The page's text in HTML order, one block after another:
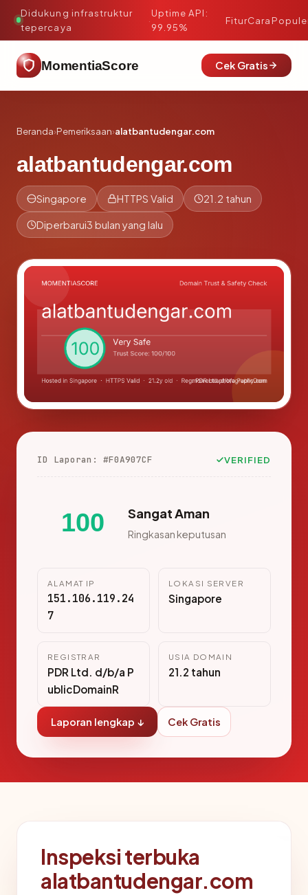
Didukung infrastruktur
tepercaya
·
Uptime API:
99.95%
FiturCara
MomentiaScore Cek Gratis
Beranda›Pemeriksaan›alatbantudengar.com
alatbantudengar.com
Singapore HTTPS Valid 21.2 tahun
Diperbarui3 bulan yang lalu
ID Laporan: #F0A907CF VERIFIED
100 Sangat Aman
Ringkasan keputusan
ALAMAT IP
151.106.119.24
7
LOKASI SERVER
Singapore
REGISTRAR
PDR Ltd. d/b/a P
ublicDomainR
USIA DOMAIN
21.2 tahun
Laporan lengkap ↓ Cek Gratis
Inspeksi terbuka
alatbantudengar.com